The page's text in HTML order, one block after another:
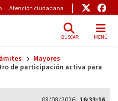
Header
Atención ciudadana Enlace
BUSCAR MENÚ
Mayores
de participación activa para